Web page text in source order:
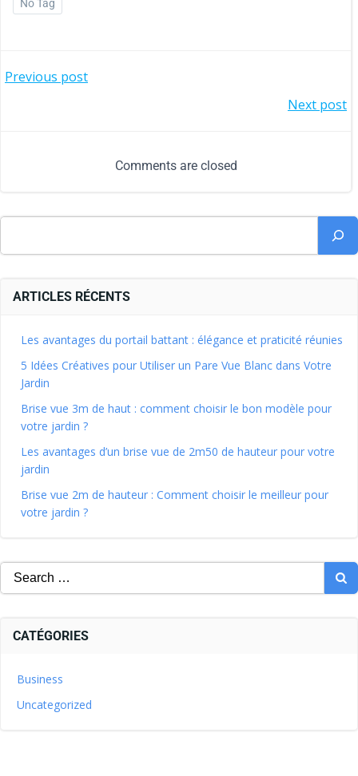
No Tag
Previous post
Next post
Comments are closed
ARTICLES RÉCENTS
Les avantages du portail battant : élégance et praticité réunies
5 Idées Créatives pour Utiliser un Pare Vue Blanc dans Votre
Jardin
Brise vue 3m de haut : comment choisir le bon modèle pour
votre jardin ?
Les avantages d’un brise vue de 2m50 de hauteur pour votre
jardin
Brise vue 2m de hauteur : Comment choisir le meilleur pour
votre jardin ?
CATÉGORIES
Business
Uncategorized